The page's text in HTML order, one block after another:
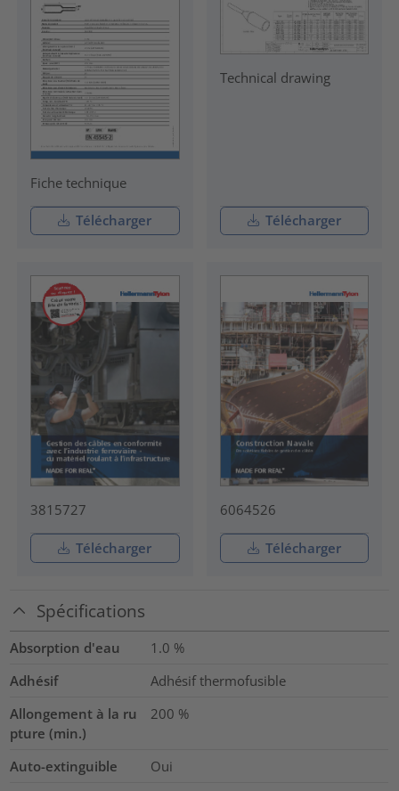
Fiche technique
Télécharger
Technical drawing
Télécharger
3815727
Télécharger
6064526
Télécharger
Spécifications
Absorption d'eau 1.0 %
Adhésif
Adhésif thermofusible
Allongement à la ru
pture (min.)
200 %
Auto-extinguible
Oui